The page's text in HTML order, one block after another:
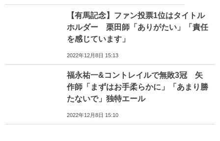
【有馬記念】ファン投票1位はタイトル
ホルダー 栗田師「ありがたい」「責任
を感じています」
2022年12月8日 15:13
福永祐一&コントレイルで無敗3冠 矢
作師「まずはお手柔らかに」「あまり勝
たないで」独特エール
2022年12月8日 15:10